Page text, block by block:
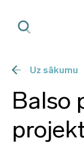
Uz sākumu
Balso